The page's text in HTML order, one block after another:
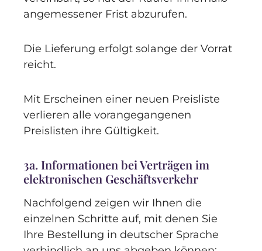
angemessener Frist abzurufen.
Die Lieferung erfolgt solange der Vorrat
reicht.
Mit Erscheinen einer neuen Preisliste
verlieren alle vorangegangenen
Preislisten ihre Gültigkeit.
3a. Informationen bei Verträgen im
elektronischen Geschäftsverkehr
Nachfolgend zeigen wir Ihnen die
einzelnen Schritte auf, mit denen Sie
Ihre Bestellung in deutscher Sprache